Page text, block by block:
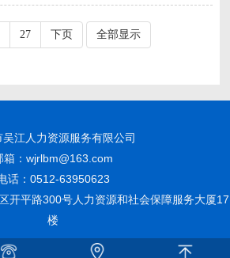
27 下页 全部显示
吴江人力资源服务有限公司
箱：wjrlbm@163.com
话：0512-63950623
开平路300号人力资源和社会保障服务大厦17
楼